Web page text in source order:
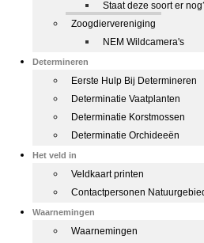
Staat deze soort er
Zoogdiervereniging
NEM Wildcamera's
Determineren
Eerste Hulp Bij Determineren
Determinatie Vaatplanten
Determinatie Korstmossen
Determinatie Orchideeën
Het veld in
Veldkaart printen
Contactpersonen
Waarnemingen
Waarnemingen